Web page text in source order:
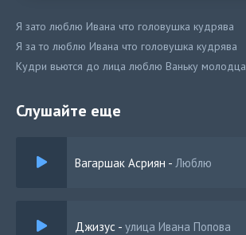
Я зато люблю Ивана что головушка кудрява
Я за то люблю Ивана что головушка кудрява
Кудри вьются до лица люблю Ваньку молодца
Слушайте еще
Вагаршак Асриян - Люблю
Джизус - улица Ивана Попова